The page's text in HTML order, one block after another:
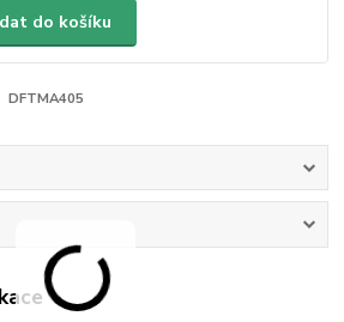
do košíku
DFTMA405